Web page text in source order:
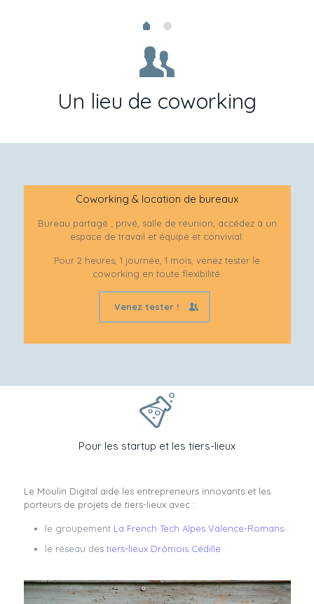
Un lieu de coworking
Coworking & location de bureaux
Bureau partagé ; privé, salle de réunion, accédez à un
espace de travail et équipé et convivial.
Pour 2 heures, 1 journée, 1 mois, venez tester le
coworking en toute flexibilité.
Venez tester !
Pour les startup et les tiers-lieux
Le Moulin Digital aide les entrepreneurs innovants et les
porteurs de projets de tiers-lieux avec :
le groupement La French Tech Alpes Valence-Romans
le réseau des tiers-lieux Drômois Cédille